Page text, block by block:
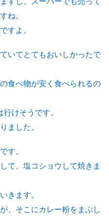
ね。
すよ。
いてとてもおいしかったで
食べ物が安く食べられるの
けそうです。
ました。
す。
て、塩コショウして焼きま
きます。
、そこにカレー粉をまぶし